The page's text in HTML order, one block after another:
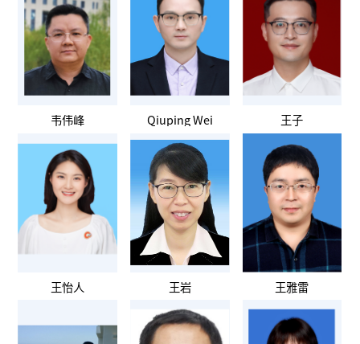
韦伟峰 Qiuping Wei 王子
王怡人 王岩 王雅雷